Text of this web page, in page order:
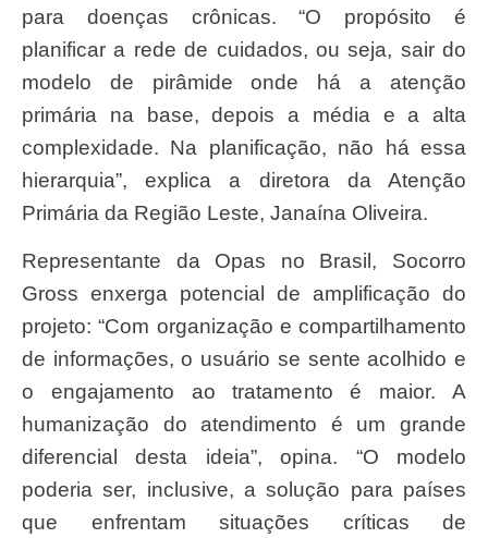
para doenças crônicas. “O propósito é
planificar a rede de cuidados, ou seja, sair do
modelo de pirâmide onde há a atenção
primária na base, depois a média e a alta
complexidade. Na planificação, não há essa
hierarquia”, explica a diretora da Atenção
Primária da Região Leste, Janaína Oliveira.
Representante da Opas no Brasil, Socorro
Gross enxerga potencial de amplificação do
projeto: “Com organização e compartilhamento
de informações, o usuário se sente acolhido e
o engajamento ao tratamento é maior. A
humanização do atendimento é um grande
diferencial desta ideia”, opina. “O modelo
poderia ser, inclusive, a solução para países
que enfrentam situações críticas de